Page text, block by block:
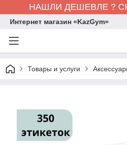
НАШЛИ ДЕШЕВЛЕ ?
Интернет магазин «KazGym»
Товары и услуги